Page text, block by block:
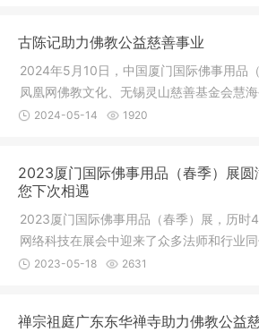
古陈记助力佛教公益慈善事业
2024年5月10日，中国厦门国际佛事用品
凤凰网佛教文化、无锡灵山慈善基金会慧
境师父、
2024-05-14 1920
2023厦门国际佛事用品（春季）展
您下次相遇
2023厦门国际佛事用品（春季）展，历时
网络科技在展会中迎来了众多法师和行业
和交流中
2023-05-18 2631
禅宗祖庭广东东华禅寺助力佛教公益